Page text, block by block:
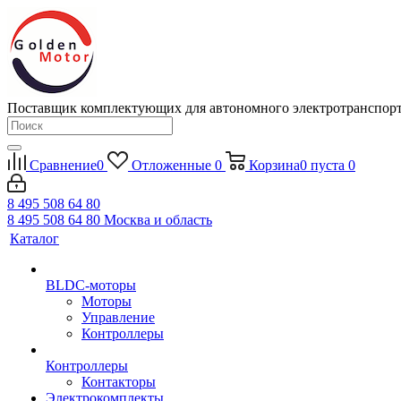
Поставщик комплектующих для автономного
Сравнение0 Отложенные 0 Корзина0 пуста 0
8 495 508 64 80
8 495 508 64 80 Москва и область
Каталог
BLDC-моторы
Моторы
Управление
Контроллеры
Контроллеры
Контакторы
Электрокомплекты